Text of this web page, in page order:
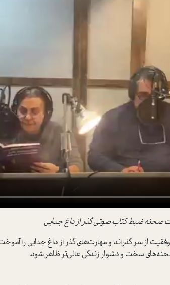
ضبط کتاب صوتي گذر از داغ جدايي
از سر گذراند و مهارت‌هاي گذر از داغ جدايي را
سخت و دشوار زندگي عالي‌تر ظاهر شود.